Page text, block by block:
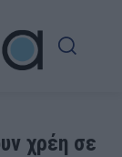
χρέη σε